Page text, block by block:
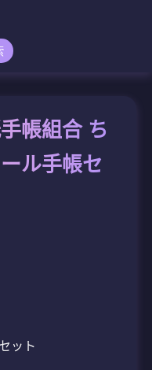
帳組合 ち
ル手帳セ
ット